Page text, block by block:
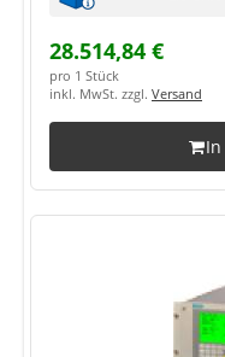
28.514,84 €
pro 1 Stück
inkl. MwSt. zzgl. Versand